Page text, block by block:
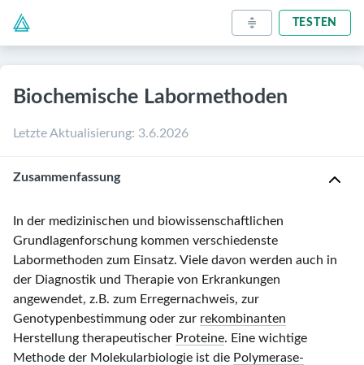
TESTEN
Biochemische Labormethoden
Letzte Aktualisierung: 3.6.2026
Zusammenfassung
In der medizinischen und biowissenschaftlichen
Grundlagenforschung kommen verschiedenste
Labormethoden zum Einsatz. Viele davon werden auch in
der Diagnostik und Therapie von Erkrankungen
angewendet, z.B. zum Erregernachweis, zur
Genotypenbestimmung oder zur rekombinanten
Herstellung therapeutischer Proteine. Eine wichtige
Methode der Molekularbiologie ist die Polymerase-